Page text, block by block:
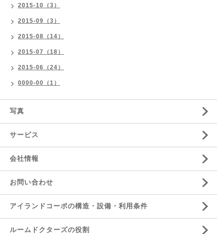
2015-10（3）
2015-09（3）
2015-08（14）
2015-07（18）
2015-06（24）
0000-00（1）
写真
サービス
会社情報
お問い合わせ
アイランドコーポの構造・設備・利用条件
ルームドクターズの役割